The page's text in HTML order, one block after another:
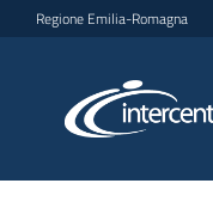
Vai al contenuto
Vai alla navigazione
Vai al footer
Regione Emilia-Romagna